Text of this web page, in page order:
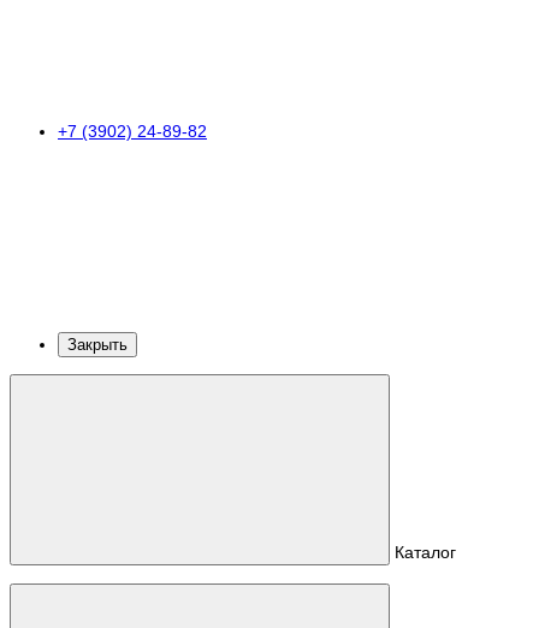
+7 (3902) 24-89-82
Закрыть
Каталог